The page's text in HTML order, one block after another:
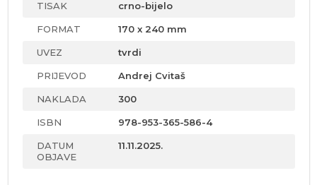
TISAK crno-bijelo
FORMAT 170 x 240 mm
UVEZ tvrdi
PRIJEVOD Andrej Cvitaš
NAKLADA 300
ISBN 978-953-365-586-4
DATUM
OBJAVE
11.11.2025.